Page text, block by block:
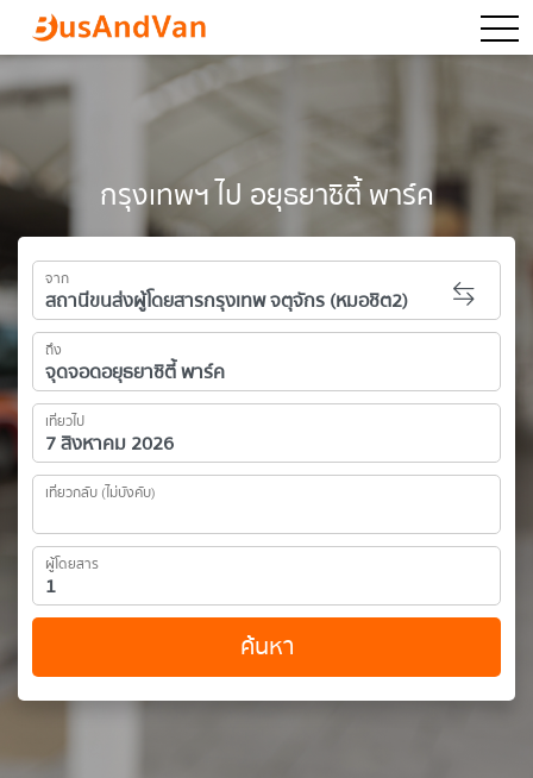
กรุงเทพฯ ไป อยุธยาซิตี้ พาร์ค
จาก
ถึง
เที่ยวไป
เที่ยวกลับ (ไม่บังคับ)
ผู้โดยสาร
ค้นหา